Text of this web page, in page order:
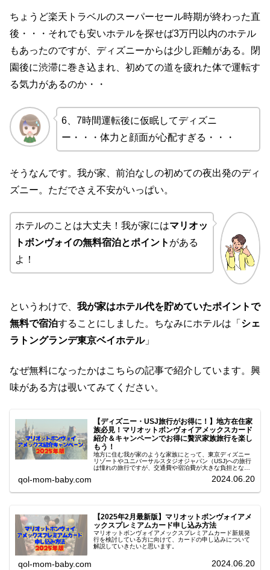
ちょうど楽天トラベルのスーパーセール時期が終わった直
後・・・それでも安いホテルを探せば3万円以内のホテル
もあったのですが、ディズニーからは少し距離がある。閉
園後に渋滞に巻き込まれ、初めての道を疲れた体で運転す
る気力があるのか・・
6、7時間運転後に仮眠してディズニ
ー・・・体力と顔面が心配すぎる・・・
そうなんです。我が家、前泊なしの初めての夜出発のディ
ズニー。ただでさえ不安がいっぱい。
ホテルのことは大丈夫！我が家にはマリオッ
トボンヴォイの無料宿泊とポイント がある
よ！
というわけで、 我が家はホテル代を貯めていたポイントで
無料で宿泊することにしました。ちなみにホテルは「 シェ
ラトングランデ東京ベイホテル」
なぜ無料になったかはこちらの記事で紹介しています。興
味がある方は覗いてみてください。
【ディズニー・USJ旅行がお得に！】地方在住家
族必見！マリオットボンヴォイアメックスカード
紹介＆キャンペーンでお得に贅沢家族旅行を楽し
もう！
地方に住む我が家のような家族にとって、東京ディズニー
リゾートやユニバーサルスタジオジャパン（USJ)への旅行
は憧れの旅行ですが、交通費や宿泊費が大きな負担となる
むための強力な味方が「マリオットボンヴォイアメックス
スの無料宿泊をはじめとしたキャンペーンや特典について
qol-mom-baby.com 2024.06.20
【2025年2月最新版】マリオットボンヴォイアメ
ックスプレミアムカード申し込み方法
マリオットボンヴォイアメックスプレミアムカード新規発
行を検討している方に向けて、カードの申し込みについて
解説していきたいと思います。
qol-mom-baby.com 2024.06.20